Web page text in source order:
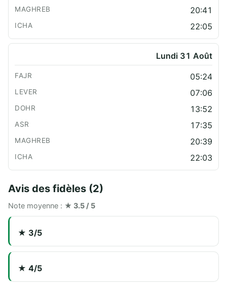
20:41
22:05
Lundi 31 Août
05:24
07:06
13:52
17:35
20:39
22:03
Avis des fidèles (2)
Note moyenne : ★ 3.5 / 5
★ 3/5
★ 4/5